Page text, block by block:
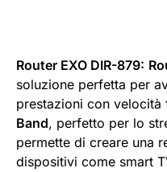
Router EXO DIR-879:
soluzione perfetta per
prestazioni con velocità
Band, perfetto per lo
permette di creare una
dispositivi come smart